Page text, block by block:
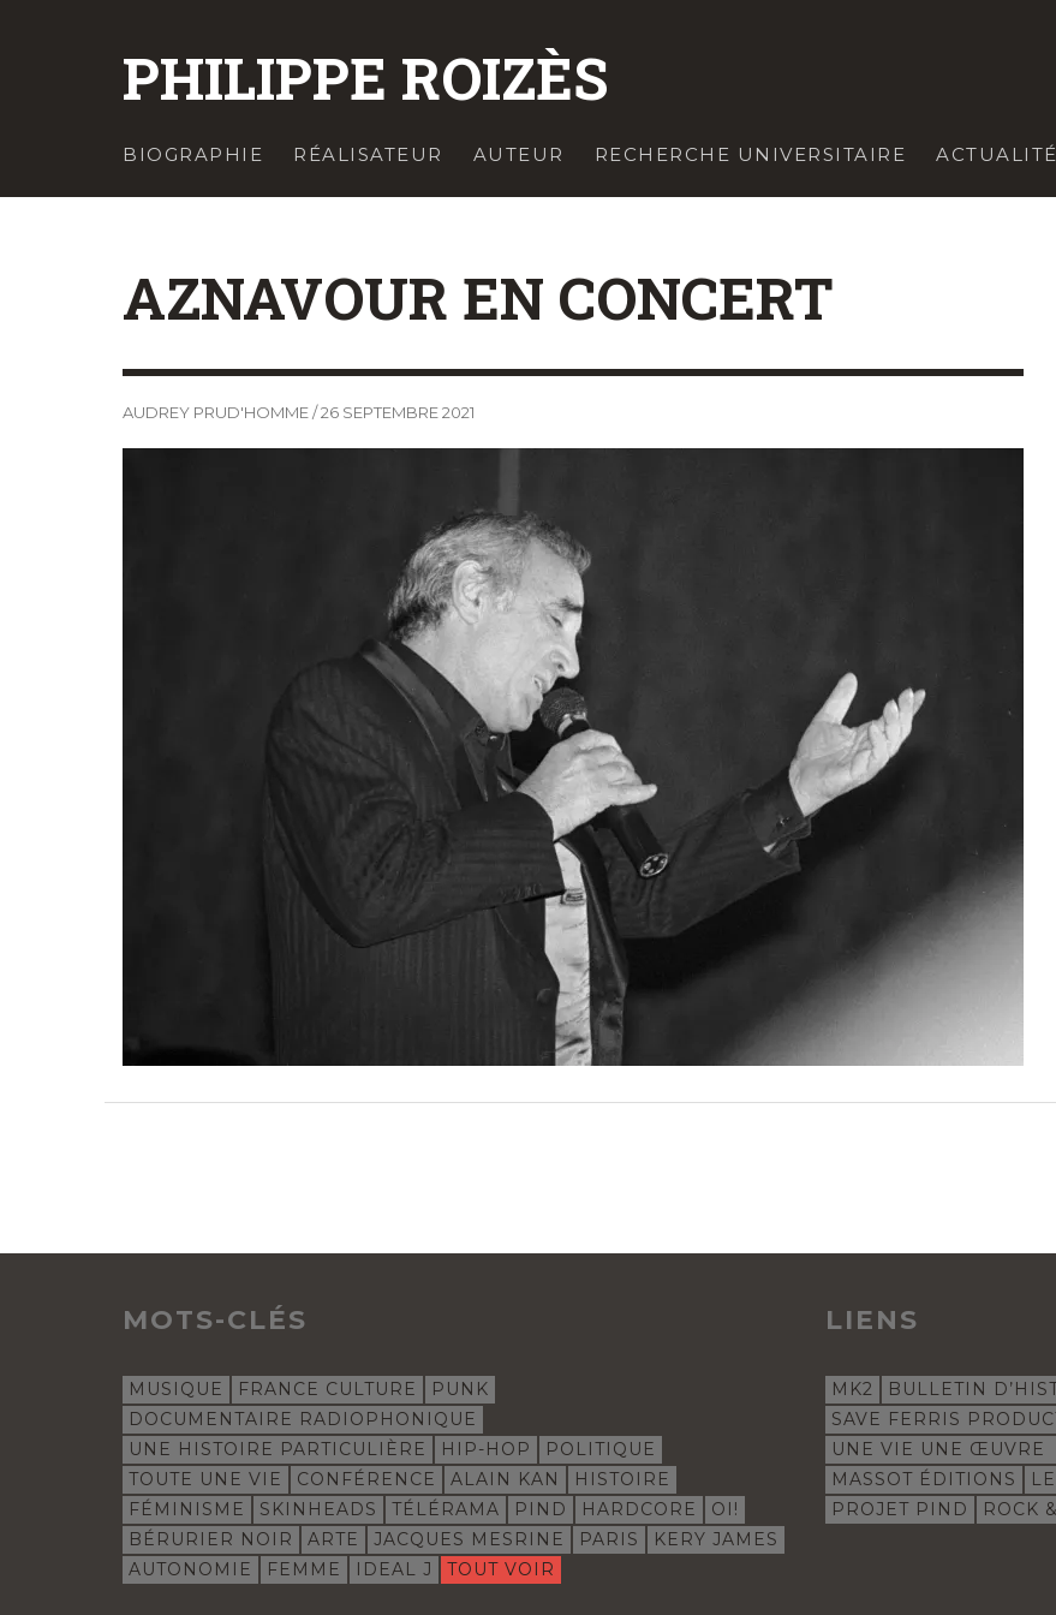
PHILIPPE ROIZÈS
BIOGRAPHIE RÉALISATEUR AUTEUR RECHERCHE UNIVERSITAIRE
AZNAVOUR EN CONCERT
AUDREY PRUD'HOMME/26 SEPTEMBRE 2021
MOTS-CLÉS
MUSIQUE FRANCE CULTURE
PUNK
DOCUMENTAIRE RADIOPHONIQUE
UNE HISTOIRE PARTICULIÈRE
HIP-HOP
POLITIQUE
TOUTE UNE VIE
CONFÉRENCE ALAIN KAN
HISTOIRE
FÉMINISME
SKINHEADS TÉLÉRAMA PIND HARDCORE
OI!
BÉRURIER NOIR
ARTE JACQUES MESRINE PARIS
KERY JAMES
AUTONOMIE
FEMME IDEAL J TOUT VOIR
LIENS
MK2 BULLETIN
SAVE FERRIS
UNE VIE UNE ŒUVRE
MASSOT ÉDITIONS
PROJET PIND
ROCK